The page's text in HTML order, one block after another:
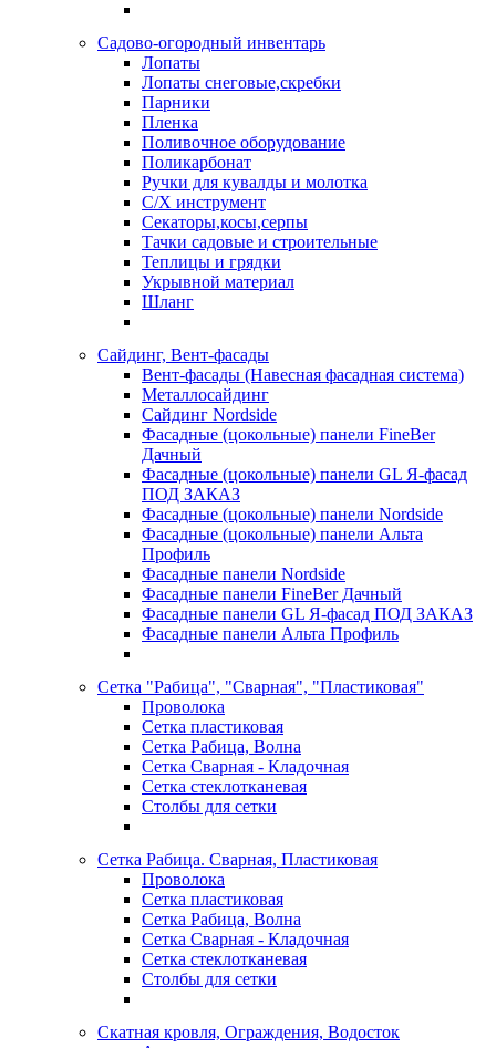
Садово-огородный инвентарь
Лопаты
Лопаты снеговые,скребки
Парники
Пленка
Поливочное оборудование
Поликарбонат
Ручки для кувалды и молотка
С/Х инструмент
Секаторы,косы,серпы
Тачки садовые и строительные
Теплицы и грядки
Укрывной материал
Шланг
Сайдинг, Вент-фасады
Вент-фасады (Навесная фасадная система)
Металлосайдинг
Сайдинг Nordside
Фасадные (цокольные) панели FineBer
Дачный
Фасадные (цокольные) панели GL Я-фасад
ПОД ЗАКАЗ
Фасадные (цокольные) панели Nordside
Фасадные (цокольные) панели Альта
Профиль
Фасадные панели Nordside
Фасадные панели FineBer Дачный
Фасадные панели GL Я-фасад ПОД ЗАКАЗ
Фасадные панели Альта Профиль
Сетка "Рабица", "Сварная", "Пластиковая"
Проволока
Сетка пластиковая
Сетка Рабица, Волна
Сетка Сварная - Кладочная
Сетка стеклотканевая
Столбы для сетки
Сетка Рабица. Сварная, Пластиковая
Проволока
Сетка пластиковая
Сетка Рабица, Волна
Сетка Сварная - Кладочная
Сетка стеклотканевая
Столбы для сетки
Скатная кровля, Ограждения, Водосток